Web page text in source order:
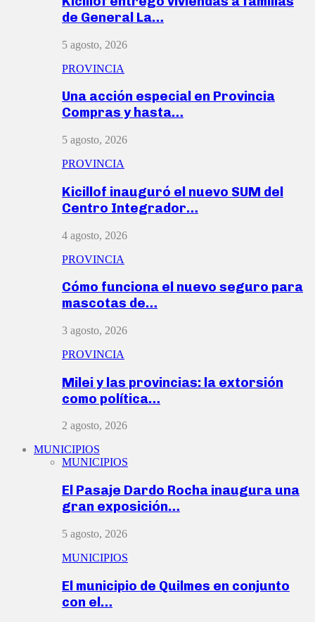
de General La…
5 agosto, 2026
PROVINCIA
Una acción especial en Provincia
Compras y hasta…
5 agosto, 2026
PROVINCIA
Kicillof inauguró el nuevo SUM del
Centro Integrador…
4 agosto, 2026
PROVINCIA
Cómo funciona el nuevo seguro para
mascotas de…
3 agosto, 2026
PROVINCIA
Milei y las provincias: la extorsión
como política…
2 agosto, 2026
MUNICIPIOS
MUNICIPIOS
El Pasaje Dardo Rocha inaugura una
gran exposición…
5 agosto, 2026
MUNICIPIOS
El municipio de Quilmes en conjunto
con el…